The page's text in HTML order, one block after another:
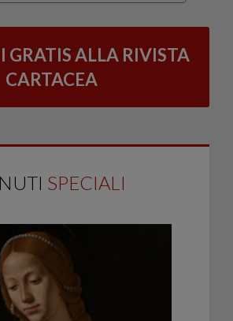
GRATIS ALLA RIVISTA
CARTACEA
SPECIALI